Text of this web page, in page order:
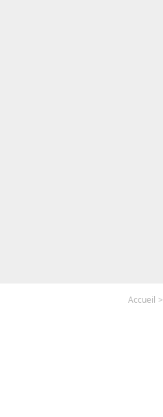
Accueil